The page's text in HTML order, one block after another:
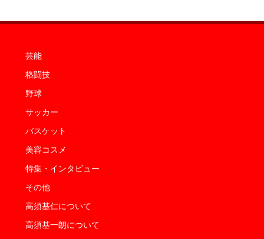
芸能
格闘技
野球
サッカー
バスケット
美容コスメ
特集・インタビュー
その他
高須基仁について
高須基一朗について